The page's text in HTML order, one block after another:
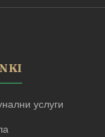
услуги